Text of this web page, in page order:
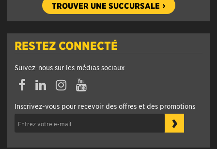
TROUVER UNE SUCCURSALE
RESTEZ CONNECTÉ
Suivez-nous sur les médias sociaux
Inscrivez-vous pour recevoir des offres et des promotions
›